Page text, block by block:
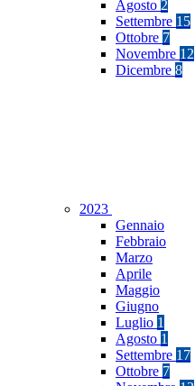
Agosto 2
Settembre 15
Ottobre 7
Novembre 12
Dicembre 8
2023
Gennaio
Febbraio
Marzo
Aprile
Maggio
Giugno
Luglio 1
Agosto 1
Settembre 17
Ottobre 7